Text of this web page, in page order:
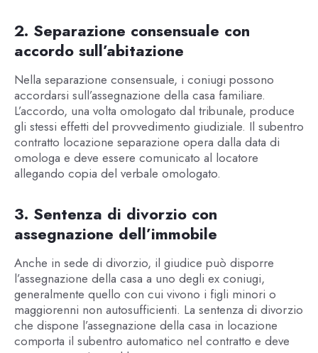
2. Separazione consensuale con
accordo sull’abitazione
Nella separazione consensuale, i coniugi possono
accordarsi sull’assegnazione della casa familiare.
L’accordo, una volta omologato dal tribunale, produce
gli stessi effetti del provvedimento giudiziale. Il subentro
contratto locazione separazione opera dalla data di
omologa e deve essere comunicato al locatore
allegando copia del verbale omologato.
3. Sentenza di divorzio con
assegnazione dell’immobile
Anche in sede di divorzio, il giudice può disporre
l’assegnazione della casa a uno degli ex coniugi,
generalmente quello con cui vivono i figli minori o
maggiorenni non autosufficienti. La sentenza di divorzio
che dispone l’assegnazione della casa in locazione
comporta il subentro automatico nel contratto e deve